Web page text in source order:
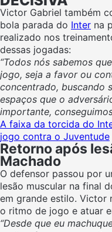
Victor Gabriel também
bola parada do Inter na
realizado nos
dessas jogadas:
“Todos nós sabemos
jogo, seja a favor ou
concentrado, buscando
espaços que o
importante,
A faixa da torcida do
jogo contra o Juventude
Retorno após
Machado
O defensor passou por
lesão muscular na final
em grande estilo. Victor
o ritmo de jogo e atuar
“Desde que eu